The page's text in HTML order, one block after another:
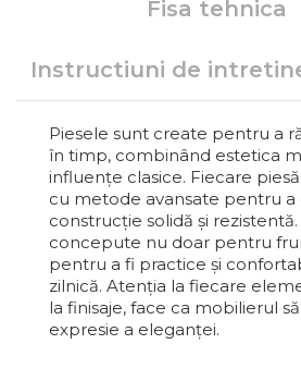
Fisa tehnica
Instructiuni de
Piesele sunt create pentru a
în timp, combinând estetica
influențe clasice. Fiecare
cu metode avansate pentru a
construcție solidă și
concepute nu doar pentru
pentru a fi practice și
zilnică. Atenția la fiecare
la finisaje, face ca mobilierul
expresie a eleganței.